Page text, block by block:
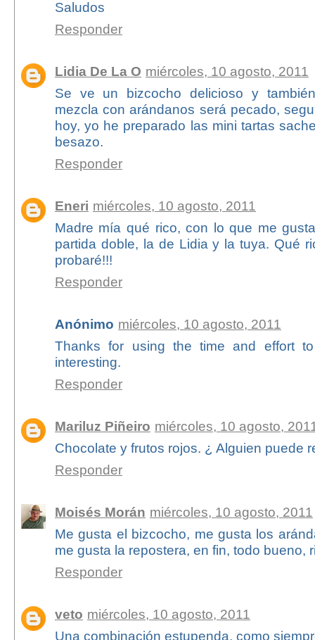
Saludos
Responder
Lidia De La O miércoles, 10 agosto, 2011
Se ve un bizcocho delicioso y
mezcla con arándanos será pecado,
hoy, yo he preparado las mini tartas
besazo.
Responder
Eneri miércoles, 10 agosto, 2011
Madre mía qué rico, con lo que me
partida doble, la de Lidia y la tuya. Qué
probaré!!!
Responder
Anónimo miércoles, 10 agosto, 2011
Thanks for using the time and effort
interesting.
Responder
Mariluz Piñeiro miércoles, 10 agosto,
Chocolate y frutos rojos. ¿ Alguien puede
Responder
Moisés Morán miércoles, 10 agosto, 2011
Me gusta el bizcocho, me gusta los
me gusta la repostera, en fin, todo bueno,
Responder
veto miércoles, 10 agosto, 2011
Una combinación estupenda, como